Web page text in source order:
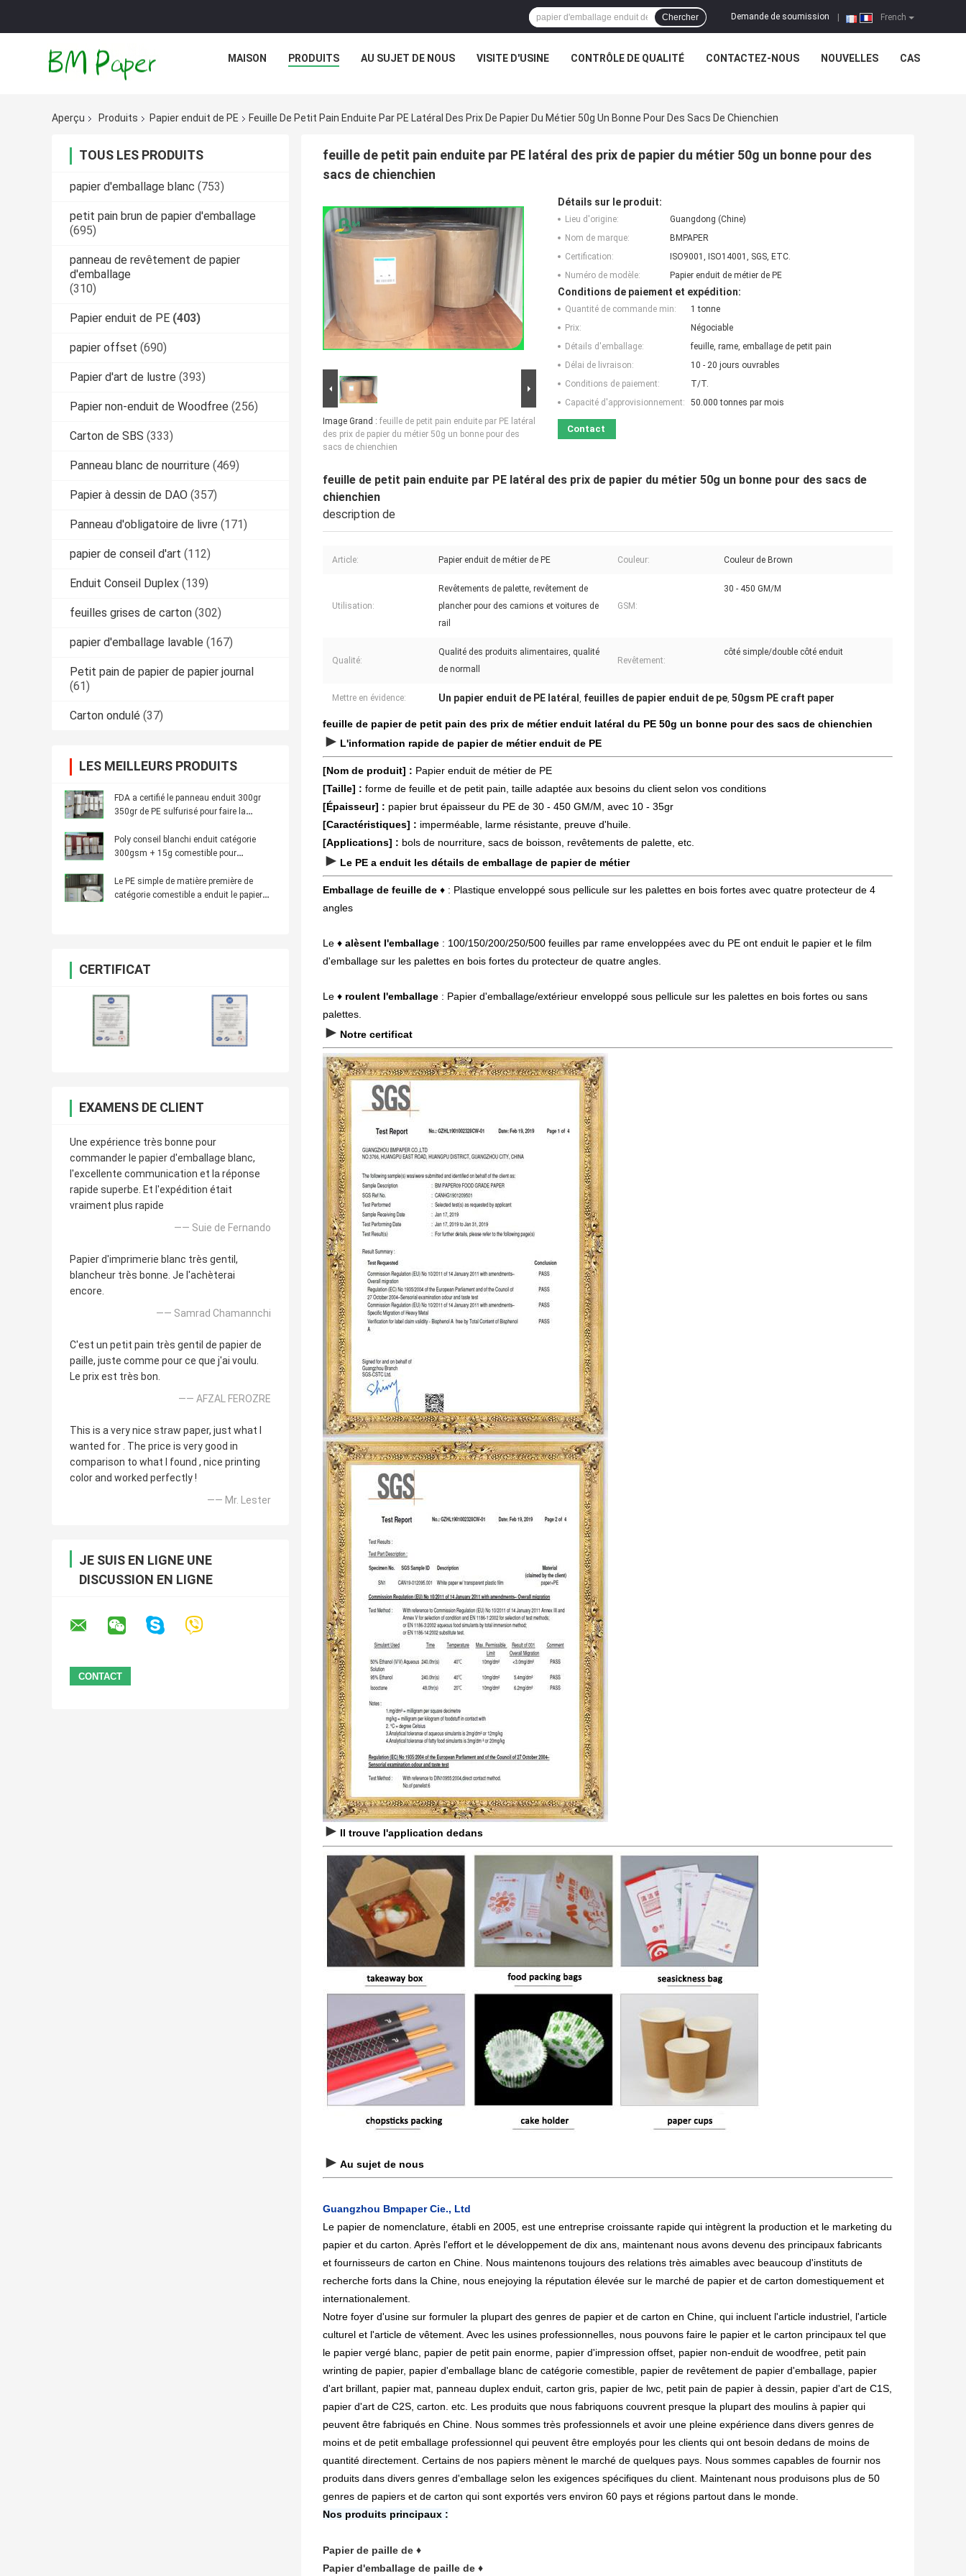
French
Demande de soumission
Chercher
MAISON PRODUITS AU SUJET DE NOUS VISITE D'USINE CONTRÔLE DE QUALITÉ CONTACTEZ-NOUS NOUVELLES CAS
Aperçu Produits Papier enduit de PE Feuille De Petit Pain Enduite Par PE Latéral Des Prix De Papier Du Métier 50g Un Bonne Pour Des Sacs De Chienchien
TOUS LES PRODUITS
papier d'emballage blanc (753)
petit pain brun de papier d'emballage
(695)
panneau de revêtement de papier
d'emballage
(310)
Papier enduit de PE (403)
papier offset (690)
Papier d'art de lustre (393)
Papier non-enduit de Woodfree (256)
Carton de SBS (333)
Panneau blanc de nourriture (469)
Papier à dessin de DAO (357)
Panneau d'obligatoire de livre (171)
papier de conseil d'art (112)
Enduit Conseil Duplex (139)
feuilles grises de carton (302)
papier d'emballage lavable (167)
Petit pain de papier de papier journal
(61)
Carton ondulé (37)
LES MEILLEURS PRODUITS
FDA a certifié le panneau enduit 300gr
350gr de PE sulfurisé pour faire la
Poly conseil blanchi enduit catégorie
300gsm + 15g comestible pour
Le PE simple de matière première de
catégorie comestible a enduit le papier
CERTIFICAT
EXAMENS DE CLIENT
Une expérience très bonne pour
commander le papier d'emballage blanc,
l'excellente communication et la réponse
rapide superbe. Et l'expédition était
vraiment plus rapide
—— Suie de Fernando
Papier d'imprimerie blanc très gentil,
blancheur très bonne. Je l'achèterai
encore.
—— Samrad Chamannchi
C'est un petit pain très gentil de papier de
paille, juste comme pour ce que j'ai voulu.
Le prix est très bon.
—— AFZAL FEROZRE
This is a very nice straw paper, just what I
wanted for . The price is very good in
comparison to what I found , nice printing
color and worked perfectly !
—— Mr. Lester
JE SUIS EN LIGNE UNE
DISCUSSION EN LIGNE
feuille de petit pain enduite par PE latéral des prix de papier du métier 50g un bonne pour des
sacs de chienchien
Image Grand : feuille de petit pain enduite par PE latéral
des prix de papier du métier 50g un bonne pour des
sacs de chienchien
Détails sur le produit:
Lieu d'origine:
Guangdong (Chine)
Nom de marque:
BMPAPER
Certification:
ISO9001, ISO14001, SGS, ETC.
Numéro de modèle:
Papier enduit de métier de PE
Conditions de paiement et expédition:
Quantité de commande min:
1 tonne
Prix:
Négociable
Détails d'emballage:
feuille, rame, emballage de petit pain
Délai de livraison:
10 - 20 jours ouvrables
Conditions de paiement:
T/T.
Capacité d'approvisionnement:
50.000 tonnes par mois
Contact
feuille de petit pain enduite par PE latéral des prix de papier du métier 50g un bonne pour des sacs de
chienchien
description de
Article: Papier enduit de métier de PE Couleur: Couleur de Brown
Utilisation:
Revêtements de palette, revêtement de
plancher pour des camions et voitures de
rail
GSM:
30 - 450 GM/M
Qualité:
Qualité des produits alimentaires, qualité
de normall
Revêtement:
côté simple/double côté enduit
Mettre en évidence: Un papier enduit de PE latéral , feuilles de papier enduit de pe, 50gsm PE craft paper
feuille de papier de petit pain des prix de métier enduit latéral du PE 50g un bonne pour des sacs de chienchien
► L'information rapide de papier de métier enduit de PE
[Nom de produit] : Papier enduit de métier de PE
[Taille] : forme de feuille et de petit pain, taille adaptée aux besoins du client selon vos conditions
[Épaisseur] : papier brut épaisseur du PE de 30 - 450 GM/M, avec 10 - 35gr
[Caractéristiques] : imperméable, larme résistante, preuve d'huile.
[Applications] : bols de nourriture, sacs de boisson, revêtements de palette, etc.
► Le PE a enduit les détails de emballage de papier de métier
Emballage de feuille de ♦ : Plastique enveloppé sous pellicule sur les palettes en bois fortes avec quatre protecteur de 4
angles
Le ♦ alèsent l'emballage : 100/150/200/250/500 feuilles par rame enveloppées avec du PE ont enduit le papier et le film
d'emballage sur les palettes en bois fortes du protecteur de quatre angles.
Le ♦ roulent l'emballage : Papier d'emballage/extérieur enveloppé sous pellicule sur les palettes en bois fortes ou sans
palettes.
► Notre certificat
► Il trouve l'application dedans
► Au sujet de nous
Guangzhou Bmpaper Cie., Ltd
Le papier de nomenclature, établi en 2005, est une entreprise croissante rapide qui intègrent la production et le marketing du
papier et du carton. Après l'effort et le développement de dix ans, maintenant nous avons devenu des principaux fabricants
et fournisseurs de carton en Chine. Nous maintenons toujours des relations très aimables avec beaucoup d'instituts de
recherche forts dans la Chine, nous enejoying la réputation élevée sur le marché de papier et de carton domestiquement et
internationalement.
Notre foyer d'usine sur formuler la plupart des genres de papier et de carton en Chine, qui incluent l'article industriel, l'article
culturel et l'article de vêtement. Avec les usines professionnelles, nous pouvons faire le papier et le carton principaux tel que
le papier vergé blanc, papier de petit pain enorme, papier d'impression offset, papier non-enduit de woodfree, petit pain
wrinting de papier, papier d'emballage blanc de catégorie comestible, papier de revêtement de papier d'emballage, papier
d'art brillant, papier mat, panneau duplex enduit, carton gris, papier de lwc, petit pain de papier à dessin, papier d'art de C1S,
papier d'art de C2S, carton. etc. Les produits que nous fabriquons couvrent presque la plupart des moulins à papier qui
peuvent être fabriqués en Chine. Nous sommes très professionnels et avoir une pleine expérience dans divers genres de
moins et de petit emballage professionnel qui peuvent être employés pour les clients qui ont besoin dedans de moins de
quantité directement. Certains de nos papiers mènent le marché de quelques pays. Nous sommes capables de fournir nos
produits dans divers genres d'emballage selon les exigences spécifiques du client. Maintenant nous produisons plus de 50
genres de papiers et de carton qui sont exportés vers environ 60 pays et régions partout dans le monde.
Nos produits principaux :
Papier de paille de ♦
Papier d'emballage de paille de ♦